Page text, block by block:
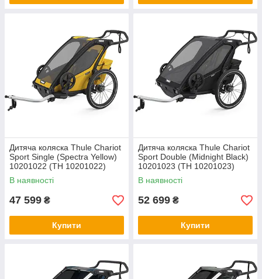
Дитяча коляска Thule Chariot
Sport Single (Spectra Yellow)
10201022 (TH 10201022)
В наявності
47 599 ₴
Купити
Дитяча коляска Thule Chariot
Sport Double (Midnight Black)
10201023 (TH 10201023)
В наявності
52 699 ₴
Купити